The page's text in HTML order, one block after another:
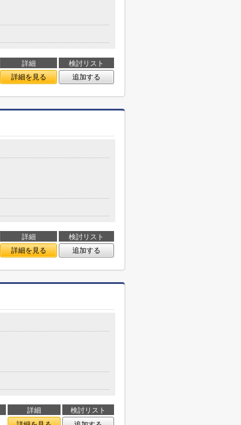
詳細
検討リスト
詳細を見る 追加する
詳細
検討リスト
詳細を見る 追加する
詳細
検討リスト